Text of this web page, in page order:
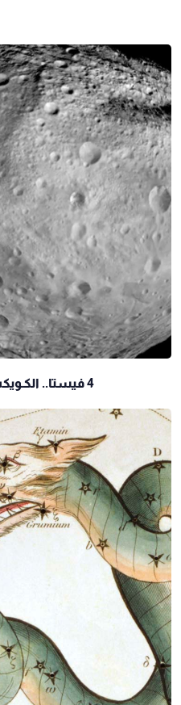
4 فيستا.. الكـويكب اللّامع